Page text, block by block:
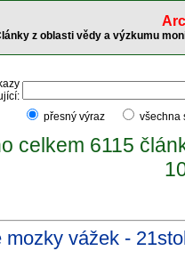
z oblasti vědy a výzkumu
přesný výraz
celkem 6115
mozky vážek -